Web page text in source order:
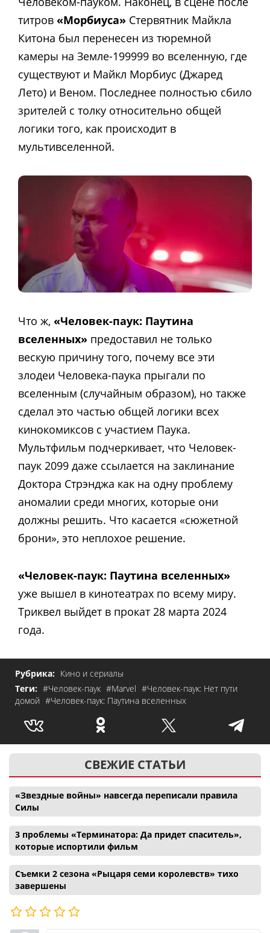
титров «Морбиуса» Стервятник Майкла
Китона был перенесен из тюремной
камеры на Земле-199999 во вселенную, где
существуют и Майкл Морбиус (Джаред
Лето) и Веном. Последнее полностью сбило
зрителей с толку относительно общей
логики того, как происходит в
мультивселенной.
Что ж, «Человек-паук: Паутина
вселенных» предоставил не только
вескую причину того, почему все эти
злодеи Человека-паука прыгали по
вселенным (случайным образом), но также
сделал это частью общей логики всех
кинокомиксов с участием Паука.
Мультфильм подчеркивает, что Человек-
паук 2099 даже ссылается на заклинание
Доктора Стрэнджа как на одну проблему
аномалии среди многих, которые они
должны решить. Что касается «сюжетной
брони», это неплохое решение.
«Человек-паук: Паутина вселенных»
уже вышел в кинотеатрах по всему миру.
Триквел выйдет в прокат 28 марта 2024
года.
Рубрика: Кино и сериалы
Теги: #Человек-паук #Marvel #Человек-паук: Нет пути
домой #Человек-паук: Паутина вселенных
СВЕЖИЕ СТАТЬИ
«Звездные войны» навсегда переписали правила
Силы
3 проблемы «Терминатора: Да придет спаситель»,
которые испортили фильм
Съемки 2 сезона «Рыцаря семи королевств» тихо
завершены